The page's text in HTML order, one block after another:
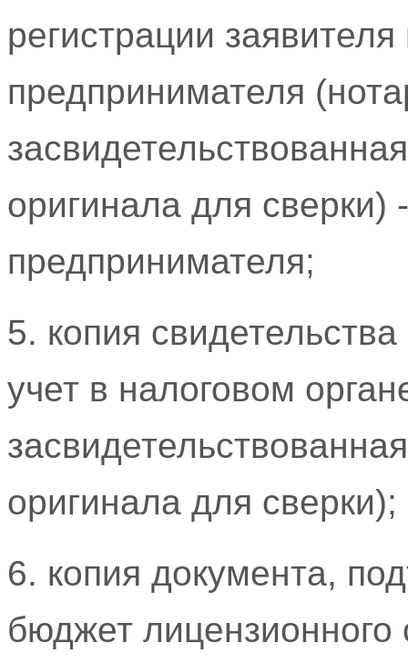
регистрации
предпринимателя
оригинала для сверки)
предпринимателя;
5. копия
учет в налоговом
оригинала для сверки);
6. копия документа,
бюджет лицензионного